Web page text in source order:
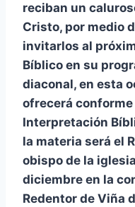
reciban un
Cristo, por medio
invitarlos al
Bíblico en su
diaconal, en esta
ofrecerá conforme
Interpretación
la materia será el
obispo de la
diciembre en la
Redentor de Viña